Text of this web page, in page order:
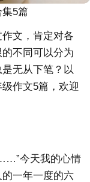
集5篇
文，肯定对各
不同可以分为
无从下笔？以
作文5篇，欢迎
今天我的心情
一年一度的六